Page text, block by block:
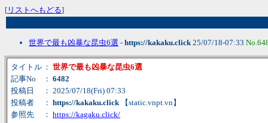
[ リストへもどる]
世界で最も凶暴な昆虫6選 - https://kakaku.click25/07/18-07:33
タイトル ： 世界で最も凶暴な昆虫6選
記事No
： 6482
投稿日
： 2025/07/18(Fri) 07:33
投稿者
： https://kakaku.click【static.vnpt.vn】
参照先
： https://kagaku.click/